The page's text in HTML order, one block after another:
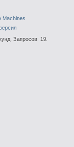
Machines
Запросов: 19.